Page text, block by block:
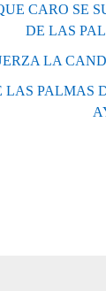
CARO SE
DE LAS
LA
LAS PALMAS